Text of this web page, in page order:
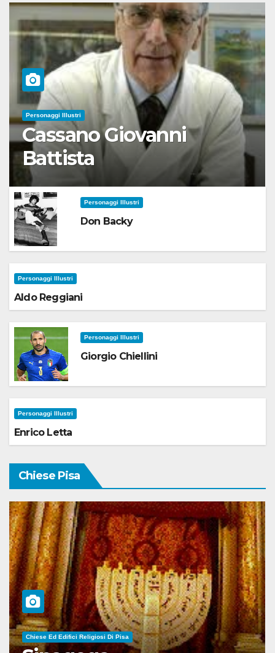
Personaggi Illustri
Cassano Giovanni
Battista
Personaggi Illustri
Don Backy
Personaggi Illustri
Aldo Reggiani
Personaggi Illustri
Giorgio Chiellini
Personaggi Illustri
Enrico Letta
Chiese Pisa
Chiese Ed Edifici Religiosi Di Pisa